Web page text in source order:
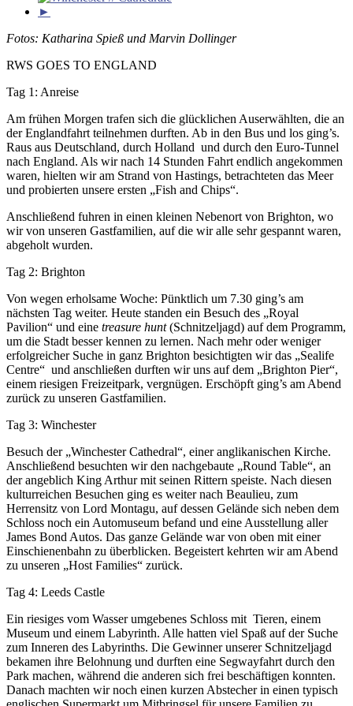
►
Fotos: Katharina Spieß und Marvin Dollinger
RWS GOES TO ENGLAND
Tag 1: Anreise
Am frühen Morgen trafen sich die glücklichen Auserwählten, die an
der Englandfahrt teilnehmen durften. Ab in den Bus und los ging’s.
Raus aus Deutschland, durch Holland und durch den Euro-Tunnel
nach England. Als wir nach 14 Stunden Fahrt endlich angekommen
waren, hielten wir am Strand von Hastings, betrachteten das Meer
und probierten unsere ersten „Fish and Chips“.
Anschließend fuhren in einen kleinen Nebenort von Brighton, wo
wir von unseren Gastfamilien, auf die wir alle sehr gespannt waren,
abgeholt wurden.
Tag 2: Brighton
Von wegen erholsame Woche: Pünktlich um 7.30 ging’s am
nächsten Tag weiter. Heute standen ein Besuch des „Royal
Pavilion“ und eine treasure hunt(Schnitzeljagd) auf dem Programm,
um die Stadt besser kennen zu lernen. Nach mehr oder weniger
erfolgreicher Suche in ganz Brighton besichtigten wir das „Sealife
Centre“ und anschließen durften wir uns auf dem „Brighton Pier“,
einem riesigen Freizeitpark, vergnügen. Erschöpft ging’s am Abend
zurück zu unseren Gastfamilien.
Tag 3: Winchester
Besuch der „Winchester Cathedral“, einer anglikanischen Kirche.
Anschließend besuchten wir den nachgebaute „Round Table“, an
der angeblich King Arthur mit seinen Rittern speiste. Nach diesen
kulturreichen Besuchen ging es weiter nach Beaulieu, zum
Herrensitz von Lord Montagu, auf dessen Gelände sich neben dem
Schloss noch ein Automuseum befand und eine Ausstellung aller
James Bond Autos. Das ganze Gelände war von oben mit einer
Einschienenbahn zu überblicken. Begeistert kehrten wir am Abend
zu unseren „Host Families“ zurück.
Tag 4: Leeds Castle
Ein riesiges vom Wasser umgebenes Schloss mit Tieren, einem
Museum und einem Labyrinth. Alle hatten viel Spaß auf der Suche
zum Inneren des Labyrinths. Die Gewinner unserer Schnitzeljagd
bekamen ihre Belohnung und durften eine Segwayfahrt durch den
Park machen, während die anderen sich frei beschäftigen konnten.
Danach machten wir noch einen kurzen Abstecher in einen typisch